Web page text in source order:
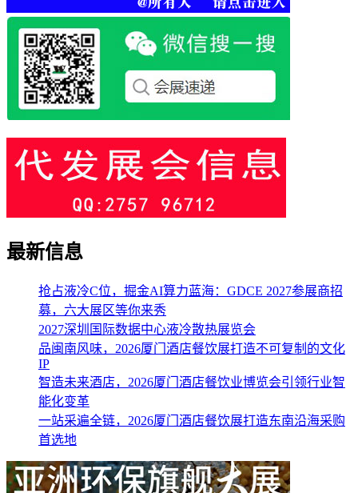
最新信息
抢占液冷C位，掘金AI算力蓝海：GDCE 2027参展商招
募，六大展区等你来秀
2027深圳国际数据中心液冷散热展览会
品闽南风味，2026厦门酒店餐饮展打造不可复制的文化
IP
智造未来酒店，2026厦门酒店餐饮业博览会引领行业智
能化变革
一站采遍全链，2026厦门酒店餐饮展打造东南沿海采购
首选地